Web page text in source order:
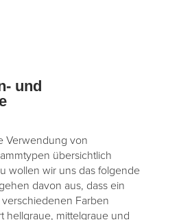
und
Verwendung von
übersichtlich
wollen wir uns das folgende
davon aus, dass ein
Farben
hellgraue, mittelgraue und